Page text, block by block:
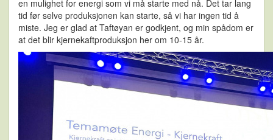
en mulighet for energi som vi må starte med nå. Det tar lang
tid før selve produksjonen kan starte, så vi har ingen tid å
miste. Jeg er glad at Taftøyan er godkjent, og min spådom er
at det blir kjernekaftproduksjon her om 10-15 år.